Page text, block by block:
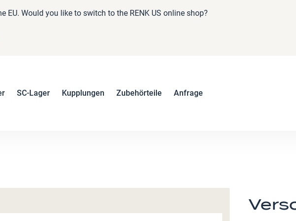
EU. Would you like to switch to the RENK US online shop?
SC-Lager Kupplungen Zubehörteile Anfrage